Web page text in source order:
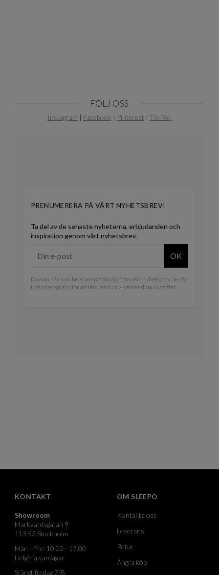
FÖLJ OSS
Instagram | Facebook | Pinterest | Tik-Tok
PRENUMERERA PÅ VÅRT NYHETSBREV!
Ta del av de senaste nyheterna, erbjudanden och
inspiration genom vårt nyhetsbrev.
OK
Du kan när som helst avanmäla dig från vårt nyhetsbrev. Se vår
integritetspolicyför att läsa om hur vi vårdar dina uppgifter.
KONTAKT
Showroom
Markvardsgatan 9
113 53 Stockholm
Mån - Fre: 10.00 - 17.00
Helgfria vardagar
Stängt fredag 7/8
OM SLEEPO
Kontakta oss
Leverans
Retur
Ångra köp